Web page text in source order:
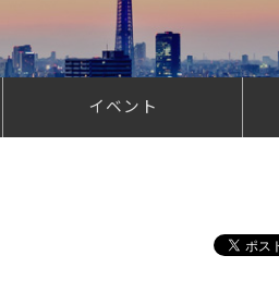
イベント